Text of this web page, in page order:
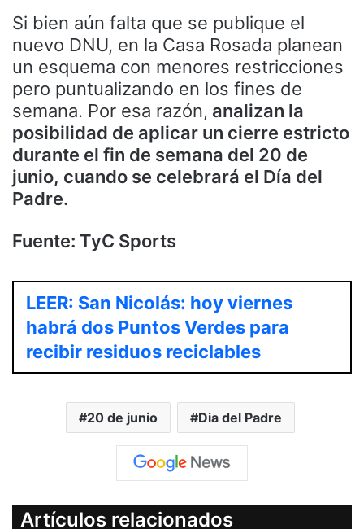
Si bien aún falta que se publique el
nuevo DNU, en la Casa Rosada planean
un esquema con menores restricciones
pero puntualizando en los fines de
semana. Por esa razón, analizan la
posibilidad de aplicar un cierre estricto
durante el fin de semana del 20 de
junio, cuando se celebrará el Día del
Padre.
Fuente: TyC Sports
LEER: San Nicolás: hoy viernes
habrá dos Puntos Verdes para
recibir residuos reciclables
20 de junio Dia del Padre
Artículos relacionados